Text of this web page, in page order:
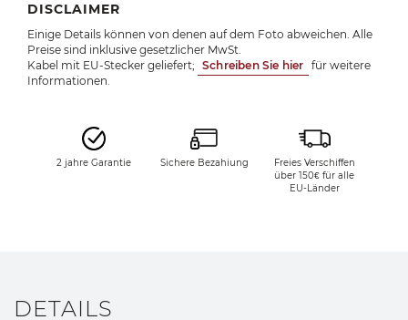
DISCLAIMER
Einige Details können von denen auf dem Foto abweichen. Alle
Preise sind inklusive gesetzlicher MwSt.
Kabel mit EU-Stecker geliefert; Schreiben Sie hier für weitere
Informationen.
2 jahre Garantie Sichere Bezahiung
Freies Verschiffen
über 150€ für alle
EU-Länder
DETAILS